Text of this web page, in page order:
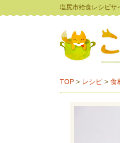
塩尻市給食レシピサ
TOP > レシピ > 食